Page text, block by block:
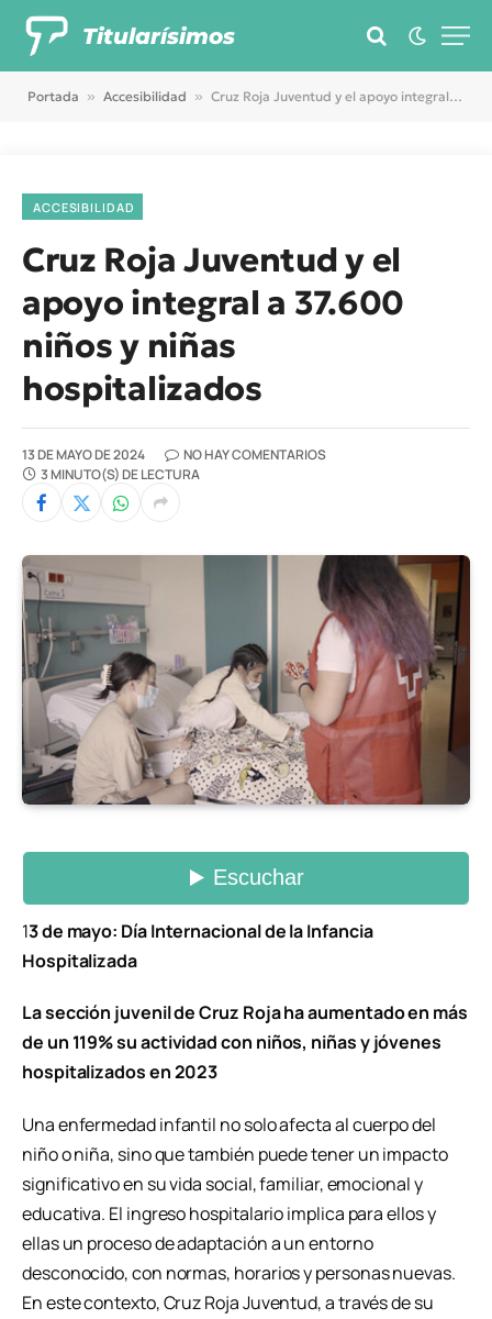
Titularísimos
Portada » Accesibilidad » Cruz Roja Juventud y el apoyo integral a 37.600 niños y niñas hospitalizados
ACCESIBILIDAD
Cruz Roja Juventud y el
apoyo integral a 37.600
niños y niñas
hospitalizados
13 DE MAYO DE 2024
NO HAY COMENTARIOS
3 MINUTO(S) DE LECTURA
13 de mayo: Día Internacional de la Infancia
Hospitalizada
La sección juvenil de Cruz Roja ha aumentado en más
de un 119% su actividad con niños, niñas y jóvenes
hospitalizados en 2023
Una enfermedad infantil no solo afecta al cuerpo del
niño o niña, sino que también puede tener un impacto
significativo en su vida social, familiar, emocional y
educativa. El ingreso hospitalario implica para ellos y
ellas un proceso de adaptación a un entorno
desconocido, con normas, horarios y personas nuevas.
En este contexto, Cruz Roja Juventud, a través de su